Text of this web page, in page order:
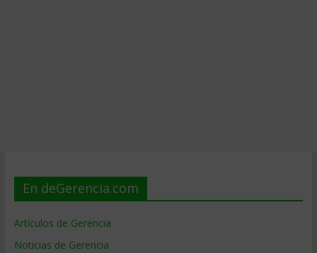
En deGerencia.com
Artículos de Gerencia
Noticias de Gerencia